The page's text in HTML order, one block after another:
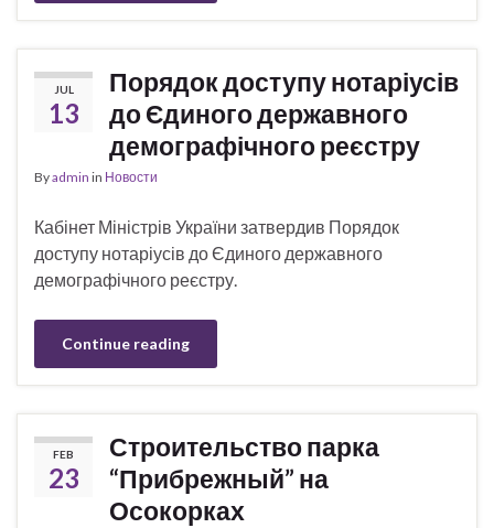
JUL
13
Порядок доступу нотаріусів
до Єдиного державного
демографічного реєстру
Byadmin in Новости
Кабінет Міністрів України затвердив Порядок
доступу нотаріусів до Єдиного державного
демографічного реєстру.
Continue reading
FEB
23
Строительство парка
“Прибрежный” на
Осокорках